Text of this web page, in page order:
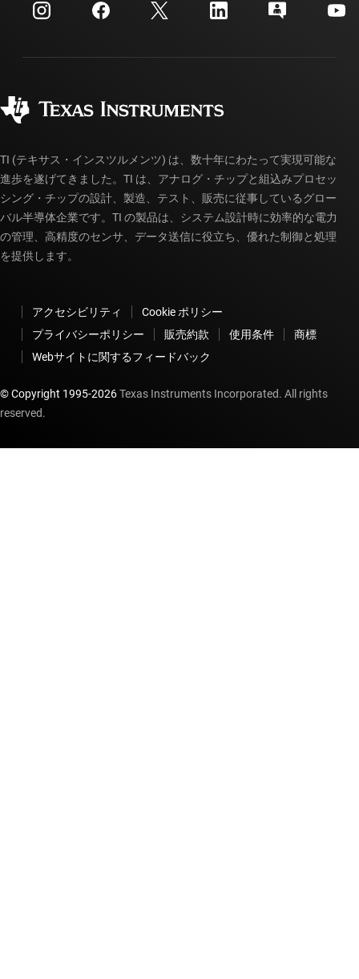
投資家向け情報
myTI アカウントの FAQ
ご注文に関する FAQ
TI (テキサス・インスツルメンツ) は、数十年にわたって実現可能な
進歩を遂げてきました。TI は、アナログ・チップと組込みプロセッ
シング・チップの設計、製造、テスト、販売に従事しているグロー
バル半導体企業です。TI の製品は、システム設計時に効率的な電力
の管理、高精度のセンサ、データ送信に役立ち、優れた制御と処理
を提供します。
アクセシビリティ
Cookie ポリシー
プライバシーポリシー
販売約款 使用条件
商標
Webサイトに関するフィードバック
© Copyright 1995-2026Texas Instruments Incorporated. All rights
reserved.